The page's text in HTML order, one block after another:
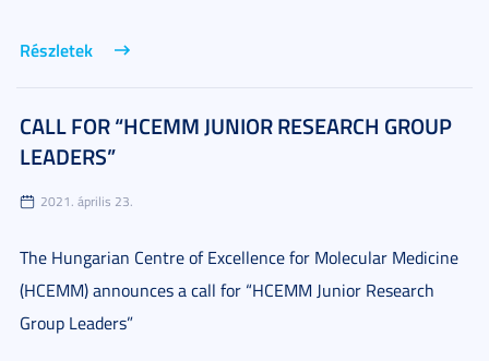
Részletek
CALL FOR “HCEMM JUNIOR RESEARCH GROUP
LEADERS”
2021. április 23.
The Hungarian Centre of Excellence for Molecular Medicine
(HCEMM) announces a call for “HCEMM Junior Research
Group Leaders”